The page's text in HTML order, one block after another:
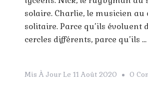
solaire. Charlie, le musicien au
solitaire. Parce qu’ils évoluent
cercles différents, parce qu’ils …
Mis À Jour Le 11 Août 2020 0